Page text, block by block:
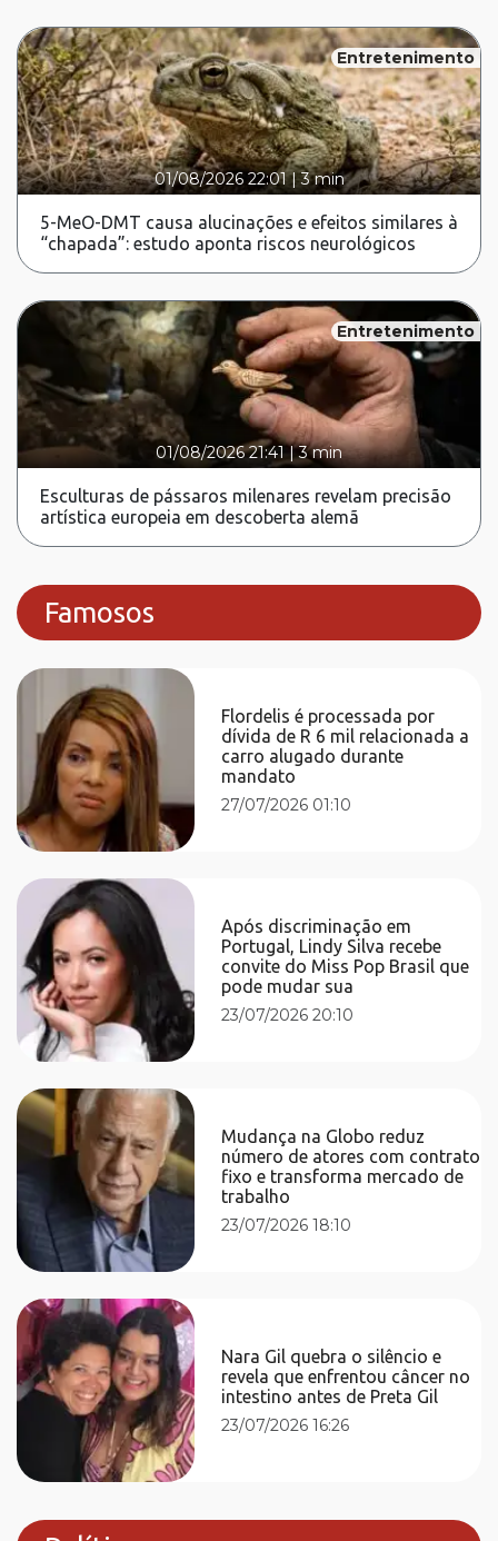
Entretenimento
01/08/2026 22:01|3 min
5-MeO-DMT causa alucinações e efeitos similares à
“chapada”: estudo aponta riscos neurológicos
Entretenimento
01/08/2026 21:41 |3 min
Esculturas de pássaros milenares revelam precisão
artística europeia em descoberta alemã
Famosos
Flordelis é processada por
dívida de R 6 mil relacionada a
carro alugado durante
mandato
27/07/2026 01:10
Após discriminação em
Portugal, Lindy Silva recebe
convite do Miss Pop Brasil que
pode mudar sua
23/07/2026 20:10
Mudança na Globo reduz
número de atores com contrato
fixo e transforma mercado de
trabalho
23/07/2026 18:10
Nara Gil quebra o silêncio e
revela que enfrentou câncer no
intestino antes de Preta Gil
23/07/2026 16:26